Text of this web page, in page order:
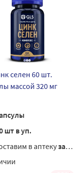
селен 60 шт.
массой 320 мг
шт в уп.
в аптекузавтра